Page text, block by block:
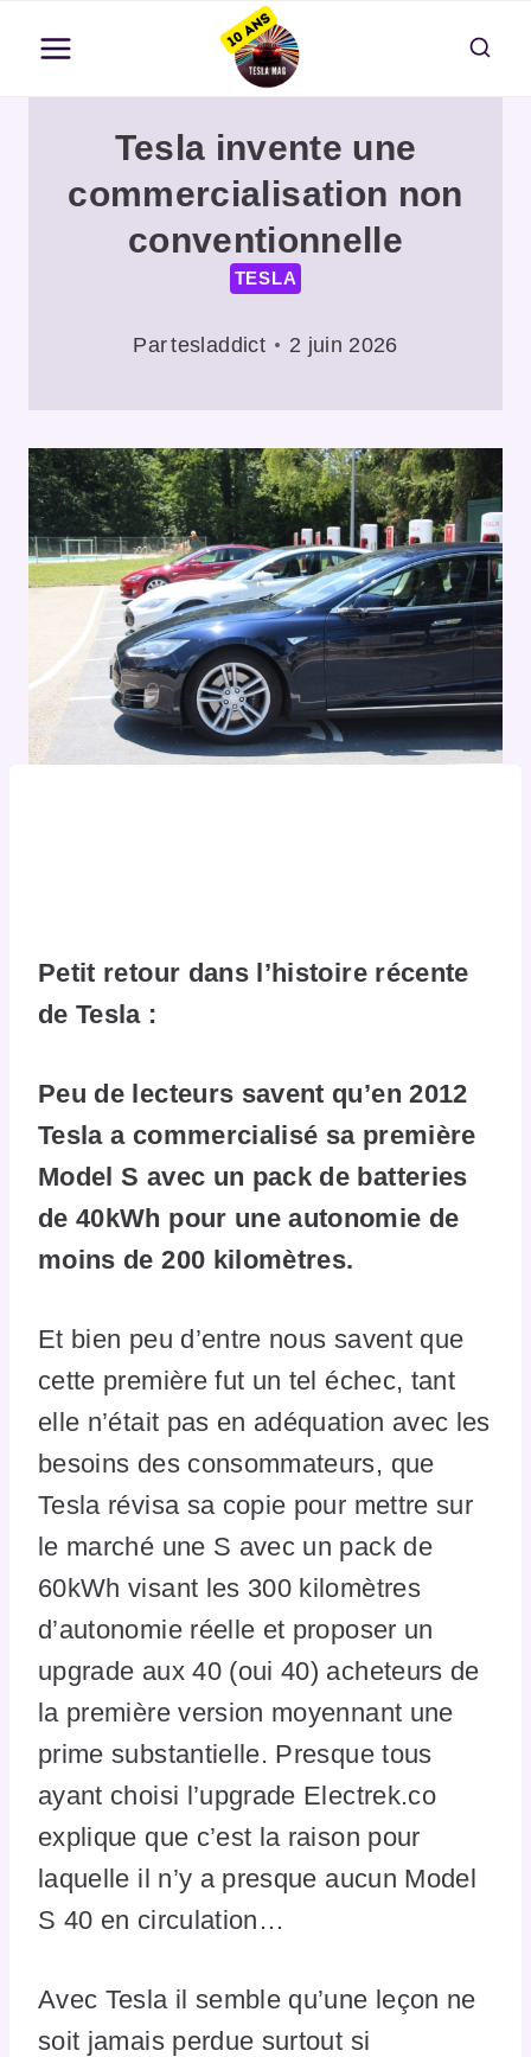
contenu
Tesla invente une
commercialisation non
conventionnelle
TESLA
Partesladdict 2 juin 2026
Petit retour dans l’histoire récente
de Tesla :
Peu de lecteurs savent qu’en 2012
Tesla a commercialisé sa première
Model S avec un pack de batteries
de 40kWh pour une autonomie de
moins de 200 kilomètres.
Et bien peu d’entre nous savent que
cette première fut un tel échec, tant
elle n’était pas en adéquation avec les
besoins des consommateurs, que
Tesla révisa sa copie pour mettre sur
le marché une S avec un pack de
60kWh visant les 300 kilomètres
d’autonomie réelle et proposer un
upgrade aux 40 (oui 40) acheteurs de
la première version moyennant une
prime substantielle. Presque tous
ayant choisi l’upgrade Electrek.co
explique que c’est la raison pour
laquelle il n’y a presque aucun Model
S 40 en circulation…
Avec Tesla il semble qu’une leçon ne
soit jamais perdue surtout si